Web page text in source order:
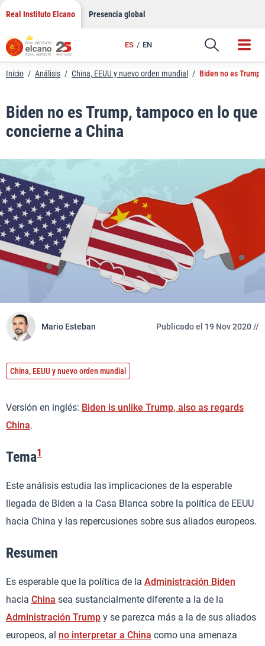
Saltar
contenido
Real Instituto Elcano Presencia global
ES EN
Enlace
Inicio / Análisis / China, EEUU y nuevo orden mundial / Biden no es
Biden no es Trump, tampoco en lo que
concierne a China
Mario Esteban Publicado el 19 Nov 2020 //
China, EEUU y nuevo orden mundial
Versión en inglés: Biden is unlike Trump, also as regards
China.
Tema1
Este análisis estudia las implicaciones de la esperable
llegada de Biden a la Casa Blanca sobre la política de EEUU
hacia China y las repercusiones sobre sus aliados europeos.
Resumen
Es esperable que la política de la Administración Biden
hacia China sea sustancialmente diferente a la de la
Administración Trump y se parezca más a la de sus aliados
europeos, al no interpretar a China como una amenaza